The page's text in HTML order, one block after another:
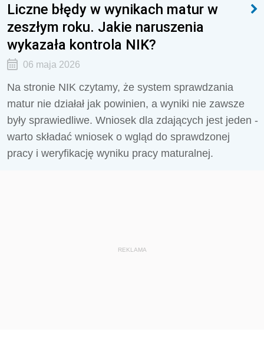
Liczne błędy w wynikach matur w
zeszłym roku. Jakie naruszenia
wykazała kontrola NIK?
06 maja 2026
Na stronie NIK czytamy, że system sprawdzania
matur nie działał jak powinien, a wyniki nie zawsze
były sprawiedliwe. Wniosek dla zdających jest jeden -
warto składać wniosek o wgląd do sprawdzonej
pracy i weryfikację wyniku pracy maturalnej.
REKLAMA